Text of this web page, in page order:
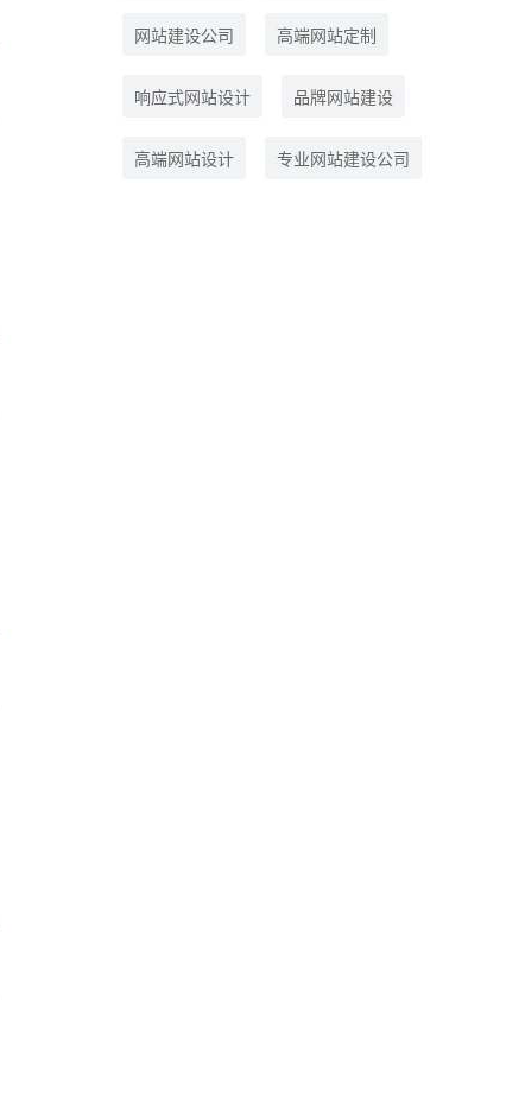
网站建设公司 高端网站定制
响应式网站设计 品牌网站建设
高端网站设计 专业网站建设公司